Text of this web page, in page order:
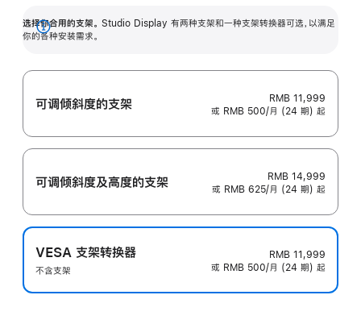
选择你合用的支架。 Studio Display 有两种支架和一种支架转换器可选，以满足
你的各种安装需求。
展
可调倾斜度的支架
RMB 11,999
或 RMB 500/月 (24 期) 起
可调倾斜度及高‍度的支‍架
RMB 14,999
或 RMB 625/月 (24 期) 起
VESA 支架转换器
不含支架
RMB 11,999
或 RMB 500/月 (24 期) 起